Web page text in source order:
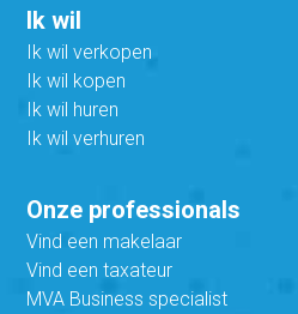
Ik wil
Ik wil verkopen
Ik wil kopen
Ik wil huren
Ik wil verhuren
Onze professionals
Vind een makelaar
Vind een taxateur
MVA Business specialist